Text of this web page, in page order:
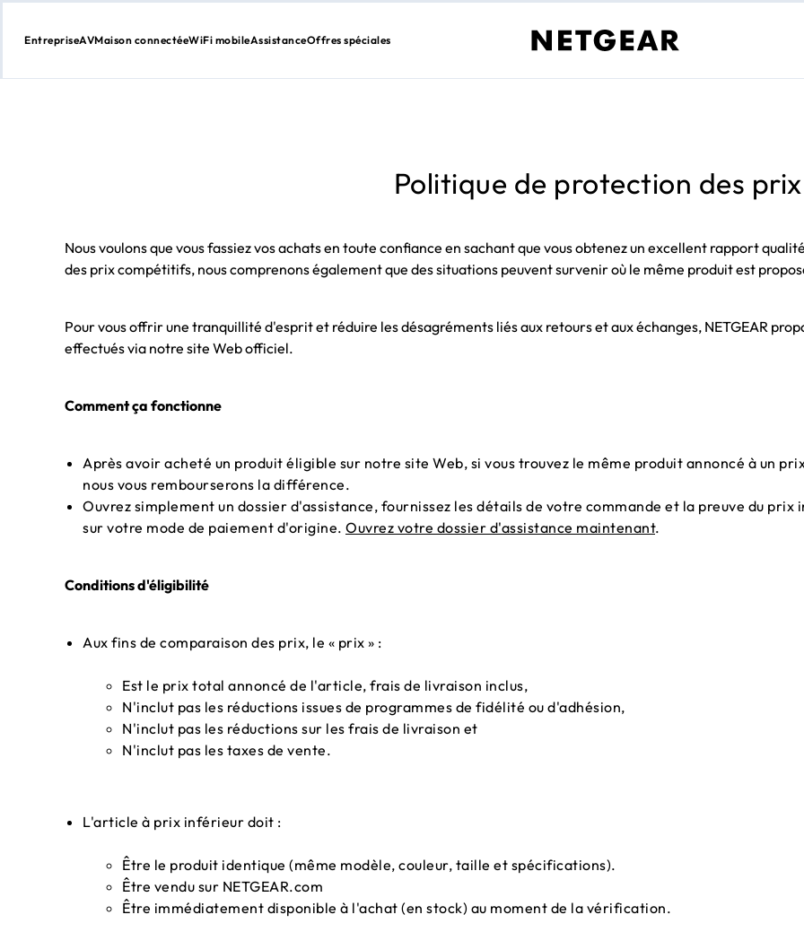
Aller
EntrepriseAVMaison connectéeWiFi mobileAssistanceOffres spéciales
Politique de protection des prix
Nous voulons que vous fassiez vos achats en toute confiance en sachant que vous obtenez un excellent rapport
des prix compétitifs, nous comprenons également que des situations peuvent survenir où le même produit est
Pour vous offrir une tranquillité d'esprit et réduire les désagréments liés aux retours et aux échanges, NETGEAR
effectués via notre site Web officiel.
Comment ça fonctionne
Après avoir acheté un produit éligible sur notre site Web, si vous trouvez le même produit annoncé à un
nous vous rembourserons la différence.
Ouvrez simplement un dossier d'assistance, fournissez les détails de votre commande et la preuve du
sur votre mode de paiement d'origine. Ouvrez votre dossier d'assistance maintenant.
Conditions d'éligibilité
Aux fins de comparaison des prix, le « prix » :
Est le prix total annoncé de l'article, frais de livraison inclus,
N'inclut pas les réductions issues de programmes de fidélité ou d'adhésion,
N'inclut pas les réductions sur les frais de livraison et
N'inclut pas les taxes de vente.
L'article à prix inférieur doit :
Être le produit identique (même modèle, couleur, taille et spécifications).
Être vendu sur NETGEAR.com
Être immédiatement disponible à l'achat (en stock) au moment de la vérification.